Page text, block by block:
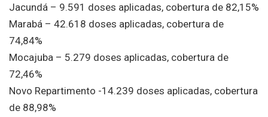
Jacundá – 9.591 doses aplicadas, cobertura de 82,15%
Marabá – 42.618 doses aplicadas, cobertura de
74,84%
Mocajuba – 5.279 doses aplicadas, cobertura de
72,46%
Novo Repartimento -14.239 doses aplicadas, cobertura
de 88,98%